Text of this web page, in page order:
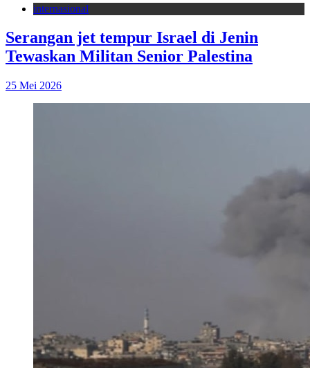
internasional
Serangan jet tempur Israel di Jenin
Tewaskan Militan Senior Palestina
25 Mei 2026